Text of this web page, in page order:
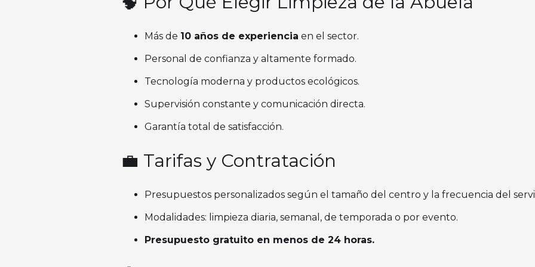
Más de 10 años de experiencia en el sector.
Personal de confianza y altamente formado.
Tecnología moderna y productos ecológicos.
Supervisión constante y comunicación directa.
Garantía total de satisfacción.
💼 Tarifas y Contratación
Presupuestos personalizados según el tamaño del centro y la frecuencia del
Modalidades: limpieza diaria, semanal, de temporada o por evento.
Presupuesto gratuito en menos de 24 horas.